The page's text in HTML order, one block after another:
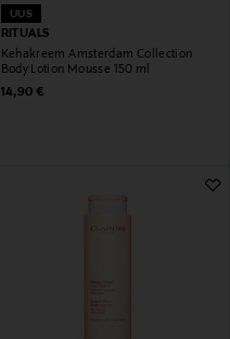
UUS
RITUALS
Kehakreem Amsterdam Collection
Body Lotion Mousse 150 ml
Original Price
14,90 €